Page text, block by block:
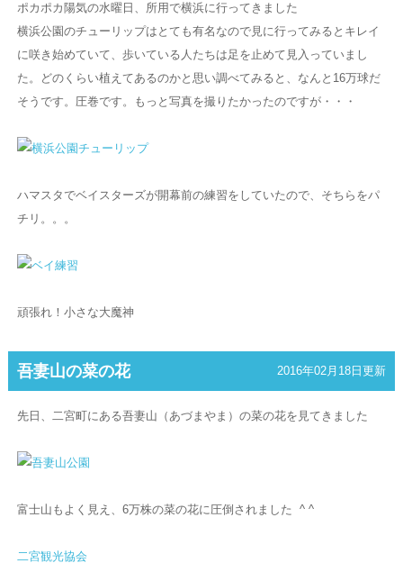
ポカポカ陽気の水曜日、所用で横浜に行ってきました
横浜公園のチューリップはとても有名なので見に行ってみるとキレイ
に咲き始めていて、歩いている人たちは足を止めて見入っていまし
た。どのくらい植えてあるのかと思い調べてみると、なんと16万球だ
そうです。圧巻です。もっと写真を撮りたかったのですが・・・
ハマスタでベイスターズが開幕前の練習をしていたので、そちらをパ
チリ。。。
頑張れ！小さな大魔神
吾妻山の菜の花 2016年02月18日更新
先日、二宮町にある吾妻山（あづまやま）の菜の花を見てきました
富士山もよく見え、6万株の菜の花に圧倒されました ^ ^
二宮観光協会